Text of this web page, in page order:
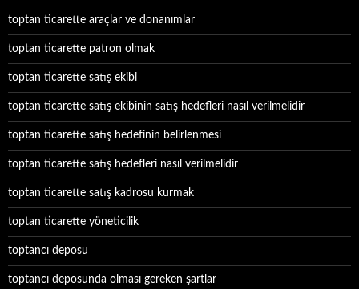
toptan ticarette araçlar ve donanımlar
toptan ticarette patron olmak
toptan ticarette satış ekibi
toptan ticarette satış ekibinin satış hedefleri nasıl verilmelidir
toptan ticarette satış hedefinin belirlenmesi
toptan ticarette satış hedefleri nasıl verilmelidir
toptan ticarette satış kadrosu kurmak
toptan ticarette yöneticilik
toptancı deposu
toptancı deposunda olması gereken şartlar